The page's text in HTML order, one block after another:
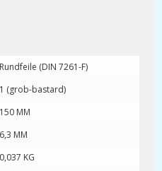
Rundfeile (DIN 7261-F)
1 (grob-bastard)
150 MM
6,3 MM
0,037 KG